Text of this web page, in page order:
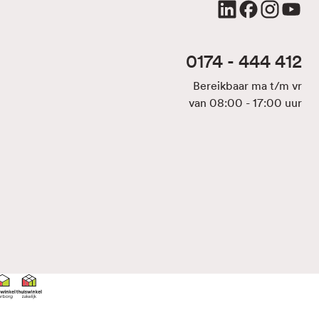
0174 - 444 412
Bereikbaar ma t/m vr
van 08:00 - 17:00 uur